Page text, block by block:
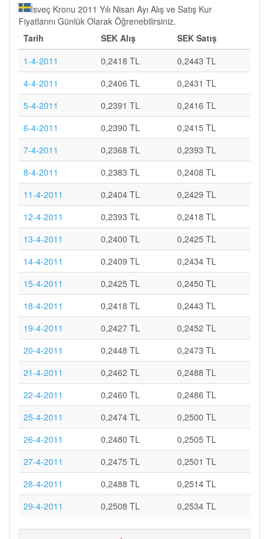
İsveç Kronu 2011 Yılı Nisan Ayı Alış ve Satış Kur
Fiyatlarını Günlük Olarak Öğrenebilirsiniz.
Tarih
SEK Alış
SEK Satış
1-4-2011
0,2418 TL
0,2443 TL
4-4-2011
0,2406 TL
0,2431 TL
5-4-2011
0,2391 TL
0,2416 TL
6-4-2011
0,2390 TL
0,2415 TL
7-4-2011
0,2368 TL
0,2393 TL
8-4-2011
0,2383 TL
0,2408 TL
11-4-2011
0,2404 TL
0,2429 TL
12-4-2011
0,2393 TL
0,2418 TL
13-4-2011
0,2400 TL
0,2425 TL
14-4-2011
0,2409 TL
0,2434 TL
15-4-2011
0,2425 TL
0,2450 TL
18-4-2011
0,2418 TL
0,2443 TL
19-4-2011
0,2427 TL
0,2452 TL
20-4-2011
0,2448 TL
0,2473 TL
21-4-2011
0,2462 TL
0,2488 TL
22-4-2011
0,2460 TL
0,2486 TL
25-4-2011
0,2474 TL
0,2500 TL
26-4-2011
0,2480 TL
0,2505 TL
27-4-2011
0,2475 TL
0,2501 TL
28-4-2011
0,2488 TL
0,2514 TL
29-4-2011
0,2508 TL 0,2534 TL